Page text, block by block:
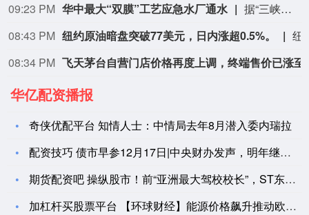
09:23 PM 华中最大“双膜”工艺应急水厂通水
据“三峡小微”公众号消息，8月8日，由三峡集团所属长江环保集团、武汉市水务集团等共同投资建设的华中地区规模最大的“双膜”工艺应急水厂——武汉梁子湖应急水厂并网通水，标志着武汉市江南区域正式构建起“一江一湖”双水源互为备援、灵活调度的供水新格局，为片区660万市民用水安全提供坚实保障。
08:43 PM 纽约原油暗盘突破77美元，日内涨超0.5%。
08:34 PM
华亿配资播报
奇侠优配平台 知情人士：中情局去年8月潜入委内瑞拉
配资技巧 债市早参12月17日|中央财办发声，明年继续实施更
期货配资吧 操纵股市！前“亚洲最大驾校校长”，ST东时实控人
加杠杆买股票平台 【环球财经】能源价格飙升推动欧元区3月PP